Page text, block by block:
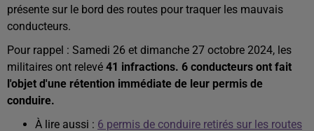
présente sur le bord des routes pour traquer les mauvais
conducteurs.
Pour rappel : Samedi 26 et dimanche 27 octobre 2024, les
militaires ont relevé 41 infractions. 6 conducteurs ont fait
l'objet d'une rétention immédiate de leur permis de
conduire.
À lire aussi : 6 permis de conduire retirés sur les routes